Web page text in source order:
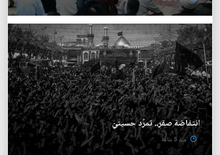
انتفاضة صفر.. تمرّد حسينيّ
منذ 5 ساعة